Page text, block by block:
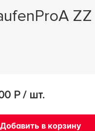
Р / шт.
Добавить в корзину